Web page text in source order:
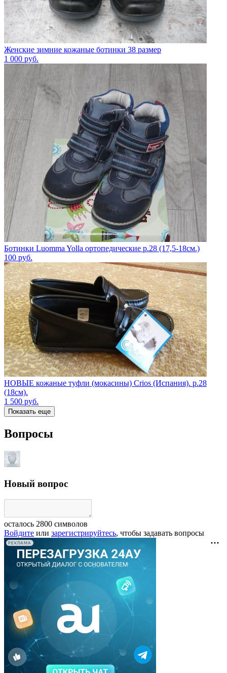
Женские зимние кожаные ботинки 38 размер
1 000 руб.
Ботинки Luomma Yolla ортопедические р.28 (17,5-18см.)
100 руб.
НОВЫЕ кожаные туфли (мокасины) Crios (Испания). р.28
(18см).
1 500 руб.
Показать еще
Вопросы
Новый вопрос
осталось 2800 символов
Войдите или зарегистрируйтесь, чтобы задавать вопросы
РЕКЛАМА